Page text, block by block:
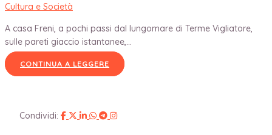
Cultura e Società
A casa Freni, a pochi passi dal lungomare di Terme Vigliatore,
sulle pareti giaccio istantanee,...
CONTINUA A LEGGERE
Condividi: